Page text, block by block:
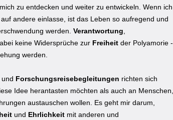
zu entdecken und weiter zu entwickeln. Wenn ich
andere einlasse, ist das Leben so aufregend und
werden. Verantwortung
keine Widersprüche zur Freiheitder Polyamorie -
werden.
Forschungsreisebegleitungen richten sich
Idee herantasten möchten als auch an Menschen,
austauschen wollen. Es geht mir darum,
und Ehrlichkeitmit anderen und